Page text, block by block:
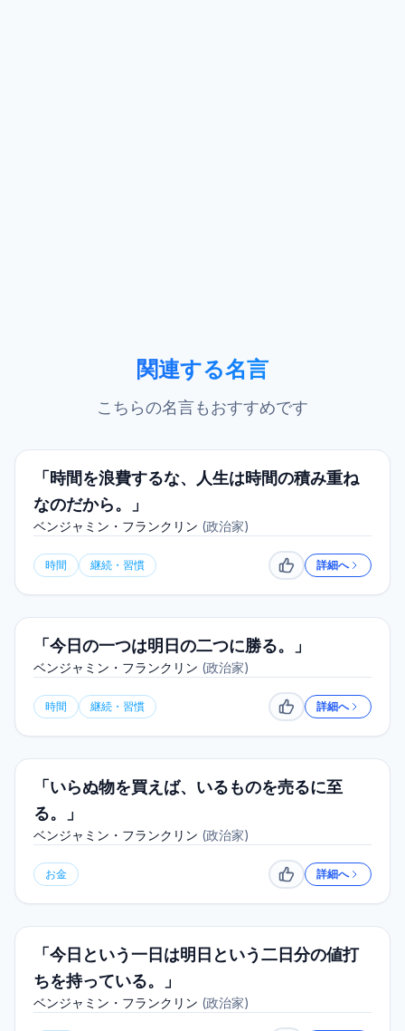
関連する名言
こちらの名言もおすすめです
「時間を浪費するな、人生は時間の積み重ね
なのだから。」
ベンジャミン・フランクリン (政治家)
時間 継続・習慣 いいね詳細へ
「今日の一つは明日の二つに勝る。」
ベンジャミン・フランクリン (政治家)
時間 継続・習慣 いいね詳細へ
「いらぬ物を買えば、いるものを売るに至
る。」
ベンジャミン・フランクリン (政治家)
お金 いいね詳細へ
「今日という一日は明日という二日分の値打
ちを持っている。」
ベンジャミン・フランクリン (政治家)